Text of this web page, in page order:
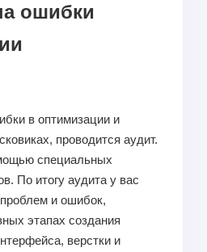
ошибки
в оптимизации и
проводится аудит.
специальных
По итогу аудита у вас
и ошибок,
этапах создания
верстки и